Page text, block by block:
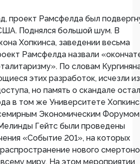
проект Рамсфелда был
Поднялся большой шум. В
Хопкинса, заведении весьма
Рамсфелда назвали
По словам
этих разработок, исчезли из
но память о скандале
в том же Университете
Экономическим
Гейтс были проведены
«Событие 201», на которых
нового
миру. На этом мероприятии